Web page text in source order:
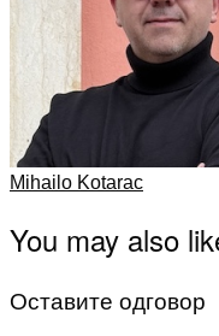
Mihailo Kotarac
You may also
Оставите одговор